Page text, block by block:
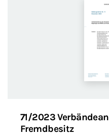
71/2023
Fremdbesitz